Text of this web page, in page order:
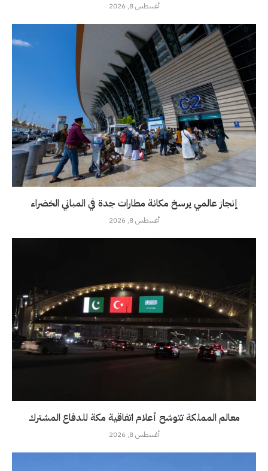
أغسطس 8, 2026
إنجاز عالمي يرسخ مكانة مطارات جدة في المباني الخضراء
أغسطس 8, 2026
معالم المملكة تتوشح أعلام اتفاقية مكة للدفاع المشترك
أغسطس 8, 2026